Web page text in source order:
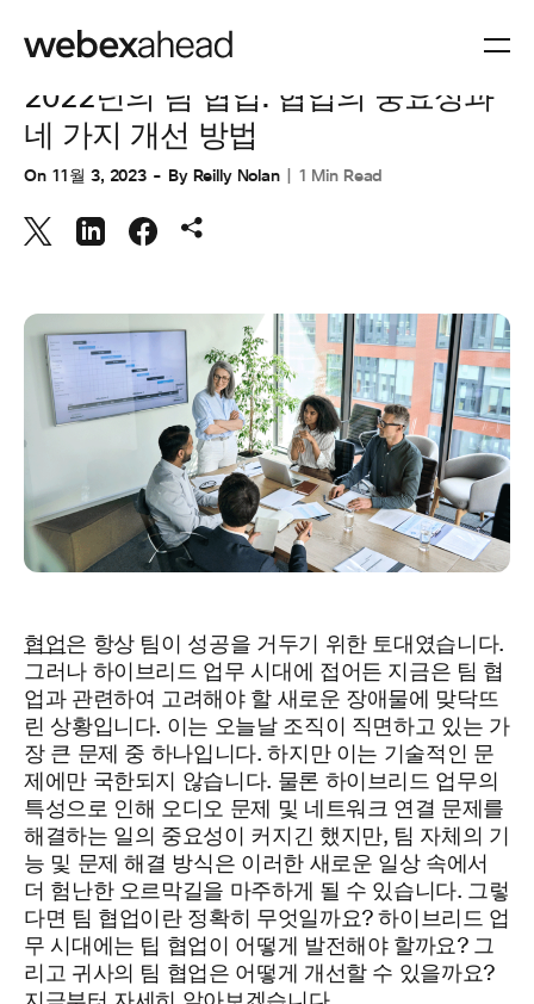
협업
2022년의 팀 협업: 협업의 중요성과
네 가지 개선 방법
On 11월 3, 2023 By Reilly Nolan 1 Min Read
협업은 항상 팀이 성공을 거두기 위한 토대였습니다.
그러나 하이브리드 업무 시대에 접어든 지금은 팀 협
업과 관련하여 고려해야 할 새로운 장애물에 맞닥뜨
린 상황입니다. 이는 오늘날 조직이 직면하고 있는 가
장 큰 문제 중 하나입니다. 하지만 이는 기술적인 문
제에만 국한되지 않습니다. 물론 하이브리드 업무의
특성으로 인해 오디오 문제 및 네트워크 연결 문제를
해결하는 일의 중요성이 커지긴 했지만, 팀 자체의 기
능 및 문제 해결 방식은 이러한 새로운 일상 속에서
더 험난한 오르막길을 마주하게 될 수 있습니다. 그렇
다면 팀 협업이란 정확히 무엇일까요? 하이브리드 업
무 시대에는 팁 협업이 어떻게 발전해야 할까요? 그
리고 귀사의 팀 협업은 어떻게 개선할 수 있을까요?